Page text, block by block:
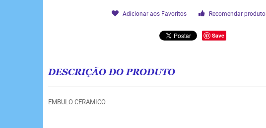
Adicionar aos Favoritos Recomendar produto
Save
DESCRIÇÃO DO PRODUTO
EMBULO CERAMICO